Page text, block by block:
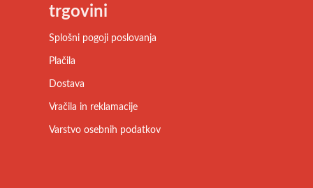
trgovini
Splošni pogoji poslovanja
Plačila
Dostava
Vračila in reklamacije
Varstvo osebnih podatkov